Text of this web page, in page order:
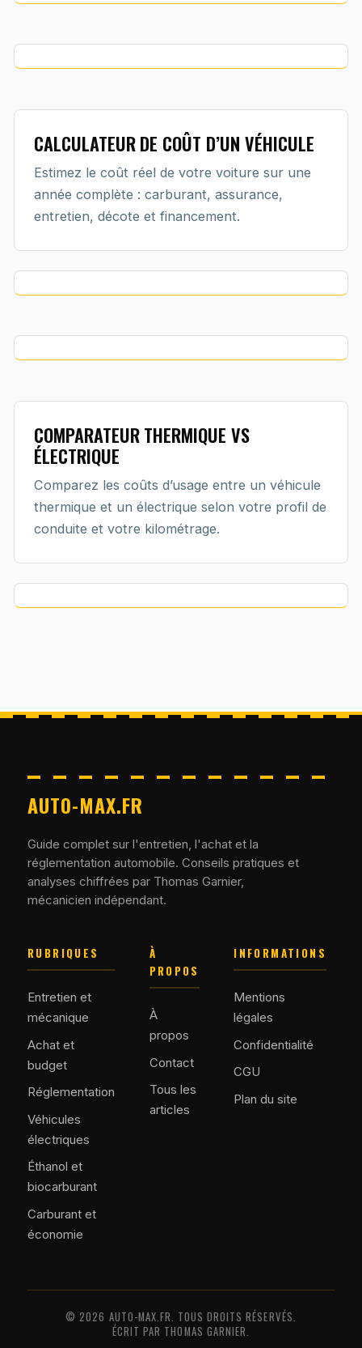
CALCULATEUR DE COÛT D’UN VÉHICULE
Estimez le coût réel de votre voiture sur une
année complète : carburant, assurance,
entretien, décote et financement.
COMPARATEUR THERMIQUE VS
ÉLECTRIQUE
Comparez les coûts d’usage entre un véhicule
thermique et un électrique selon votre profil de
conduite et votre kilométrage.
AUTO-MAX.FR
Guide complet sur l'entretien, l'achat et la
réglementation automobile. Conseils pratiques et
analyses chiffrées par Thomas Garnier,
mécanicien indépendant.
RUBRIQUES
Entretien et
mécanique
Achat et
budget
Réglementation
Véhicules
électriques
Éthanol et
biocarburant
Carburant et
économie
À
PROPOS
À
propos
Contact
Tous les
articles
INFORMATIONS
Mentions
légales
Confidentialité
CGU
Plan du site
© 2026 AUTO-MAX.FR. TOUS DROITS RÉSERVÉS.
ÉCRIT PAR THOMAS GARNIER.